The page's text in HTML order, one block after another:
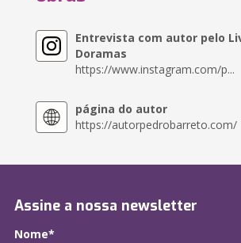
Entrevista com autor pelo
Doramas
https://www.instagram.com/p...
página do autor
https://autorpedrobarreto.com/
Assine a nossa newsletter
Nome*